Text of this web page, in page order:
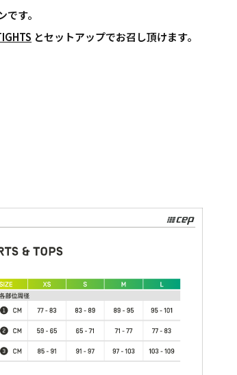
す。
とセットアップでお召し頂けます。